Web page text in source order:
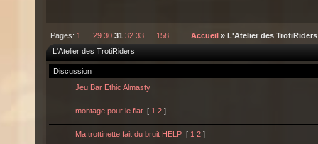
Pages: 1 29 30 31 32 33 158 Accueil » L'Atelier des TrotiRiders
L'Atelier des TrotiRiders
Discussion
Jeu Bar Ethic Almasty
montage pour le flat [ 1 2 ]
Ma trottinette fait du bruit HELP [ 1 2 ]